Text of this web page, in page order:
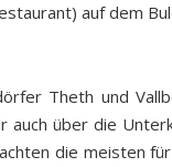
auf dem
Theth und
auch über die
die meisten